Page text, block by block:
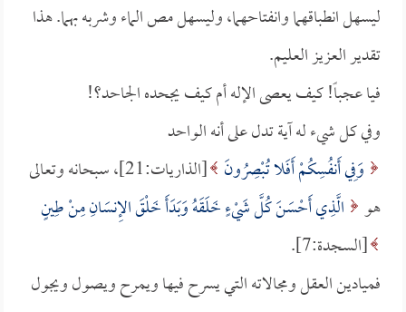
ليسهل انطباقهما وانفتاحهما، وليسهل مص الماء وشربه بهما. هذا
تقدير العزيز العليم.
فيا عجباً! كيف يعصى الإله أم كيف يجحده الجاحد؟!
وفي كل شيء له آية تدل على أنه الواحد
وَفِي أَنفُسِكُمْ أَفَلا تُبْصِرُونَ
[الذاريات:21]، سبحانه وتعالى
هو الَّذِي أَحْسَنَ كُلَّ شَيْءٍ خَلَقَهُ وَبَدَأَ خَلْقَ الإِنسَانِ مِنْ طِينٍ
[السجدة:7].
فميادين العقل ومجالاته التي يسرح فيها ويمرح ويصول ويجول